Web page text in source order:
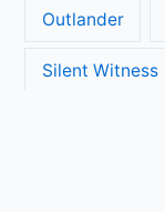
Outlander
Silent Witness